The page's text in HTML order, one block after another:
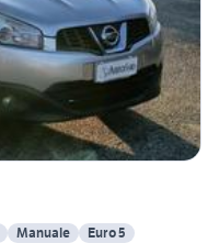
Manuale
Euro 5